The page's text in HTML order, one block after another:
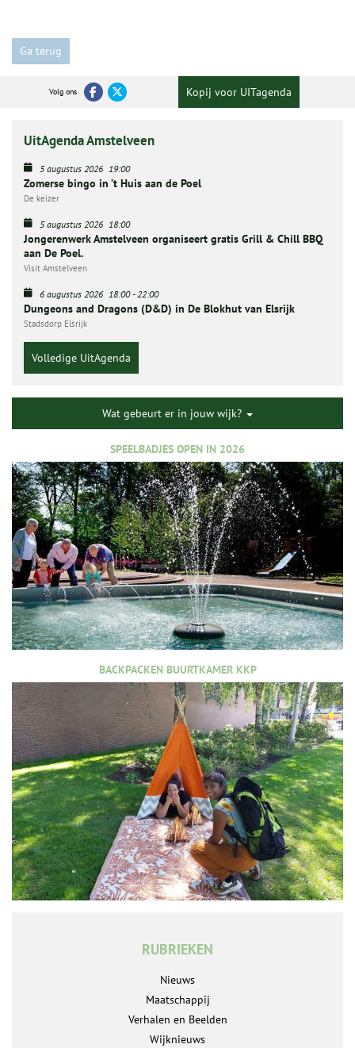
Ga terug
Volg ons Kopij voor UITagenda
UitAgenda Amstelveen
5 augustus 2026 19:00
Zomerse bingo in ’t Huis aan de Poel
De keizer
5 augustus 2026 18:00
Jongerenwerk Amstelveen organiseert gratis Grill & Chill BBQ
aan De Poel.
Visit Amstelveen
6 augustus 2026 18:00-22:00
Dungeons and Dragons (D&D) in De Blokhut van Elsrijk
Stadsdorp Elsrijk
Volledige UitAgenda
Wat gebeurt er in jouw wijk?
SPEELBADJES OPEN IN 2026
BACKPACKEN BUURTKAMER KKP
RUBRIEKEN
Nieuws
Maatschappij
Verhalen en Beelden
Wijknieuws